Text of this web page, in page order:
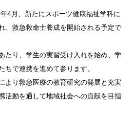
4月、新たにスポーツ健康福祉学科に
、救急救命士養成を開始される予定で
たり、学生の実習受け入れを始め、学
ちで連携を進めて参ります。
より救急医療の教育研究の発展と充実
活動を通して地域社会への貢献を目指